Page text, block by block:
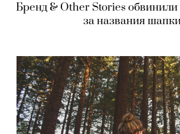
Бренд & Other Stories обвинили
за названия